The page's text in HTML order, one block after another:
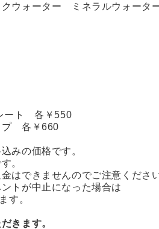
ウォーター ミネラルウォータ
ート 各￥550
プ 各￥660
みの価格です。
。
はできませんのでご注意ください
トが中止になった場合は
す。
きます。